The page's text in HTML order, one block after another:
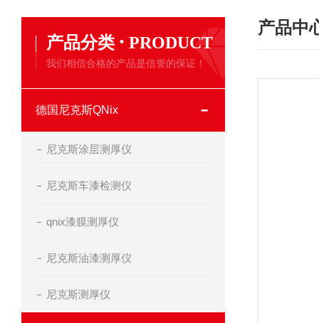
产品分类 · PRODUCT
我们相信合格的产品是信誉的保证！
德国尼克斯QNix
尼克斯涂层测厚仪
尼克斯车漆检测仪
qnix漆膜测厚仪
尼克斯油漆测厚仪
尼克斯测厚仪
产品中